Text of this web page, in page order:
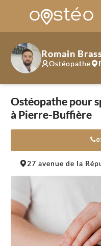
Romain
Ostéopathe
Ostéopathe pour
à Pierre-Buffière
27 avenue de la